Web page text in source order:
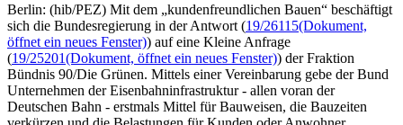
Berlin: (hib/PEZ) Mit dem „kundenfreundlichen Bauen“ beschäftigt
sich die Bundesregierung in der Antwort (19/26115(Dokument,
öffnet ein neues Fenster)) auf eine Kleine Anfrage
(19/25201(Dokument, öffnet ein neues Fenster)) der Fraktion
Bündnis 90/Die Grünen. Mittels einer Vereinbarung gebe der Bund
Unternehmen der Eisenbahninfrastruktur - allen voran der
Deutschen Bahn - erstmals Mittel für Bauweisen, die Bauzeiten